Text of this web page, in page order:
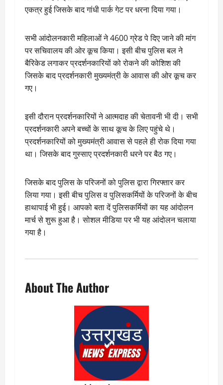
एकत्र हुई जिसके बाद गांधी पार्क गेट पर धरना दिया गया।
सभी आंदोलनकारी महिलाओं ने 4600 ग्रेड पे दिए जाने की मांग
पर सचिवालय की ओर कूच किया। इसी बीच पुलिस बल ने
बैरिकेड लगाकर प्रदर्शनकारियों को रोकने की कोशिश की
जिसके बाद प्रदर्शनकारी मुख्यमंत्री के आवास की ओर कूच कर
गए।
इसी दौरान प्रदर्शनकारियों ने आत्मदाह की चेतावनी भी दी। सभी
प्रदर्शनकारी अपने बच्चों के साथ कूच के लिए पहुंचे थे।
प्रदर्शनकारियों को मुख्यमंत्री आवास से पहले ही रोक दिया गया
था। जिसके बाद गुस्साए प्रदर्शनकारी धरने पर बैठ गए।
जिसके बाद पुलिस के परिजनों को पुलिस द्वारा गिरफ्तार कर
लिया गया। इसी बीच पुलिस व पुलिसकर्मियों के परिजनों के बीच
हाथापाई भी हुई। आपको बता दें पुलिसकर्मियों का यह आंदोलन
मार्च से शुरू हुआ है। सोशल मीडिया पर भी यह आंदोलन चलाया
गया है।
About The Author